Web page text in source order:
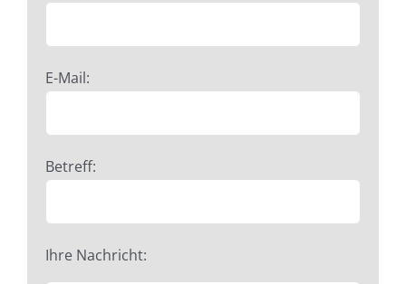
E-Mail:
Betreff:
Ihre Nachricht: